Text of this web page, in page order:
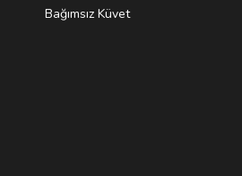
Bağımsız Küvet